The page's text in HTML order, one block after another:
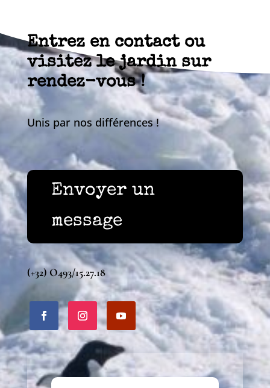
Entrez en contact ou
visitez le jardin sur
rendez-vous !
Unis par nos différences !
Envoyer un
message
(+32) O493/15.27.18